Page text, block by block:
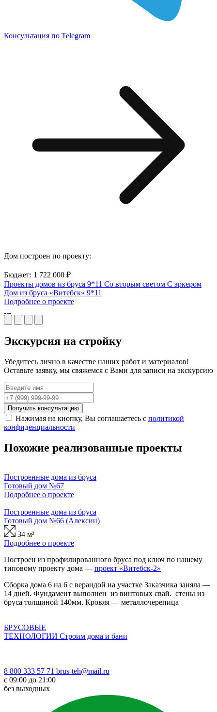
Консультация по Telegram
Дом построен по проекту:
Бюджет: 1 722 000 ₽
Проекты домов из бруса 9*11 Со вторым светом С эркером
Дом из бруса «Витебск» 9*11
Подробнее о проекте
Экскурсия на стройку
Убедитесь лично в качестве наших работ и материалов!
Оставьте заявку, мы свяжемся с Вами для записи на экскурсию
Получить консультацию
Нажимая на кнопку, Вы соглашаетесь с политикой
конфиденциальности
Похожие реализованные проекты
Построенные дома из бруса
Готовый дом №67
Подробнее о проекте
Построенные дома из бруса
Готовый дом №66 (Алексин)
34 м²
Подробнее о проекте
Построен из профилированного бруса под ключ по нашему
типовому проекту дома — проект «Витебск-2»
Сборка дома 6 на 6 с верандой на участке Заказчика заняла —
14 дней. Фундамент выполнен из винтовых свай. стены из
бруса толщиной 140мм. Кровля — металлочерепица
БРУСОВЫЕ
ТЕХНОЛОГИИ Строим дома и бани
8 800 333 57 71 brus-teh@mail.ru
с 09:00 до 21:00
без выходных